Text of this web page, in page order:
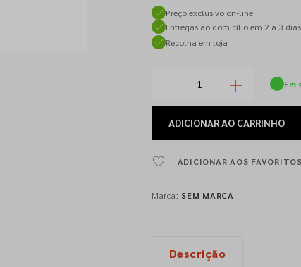
Preço exclusivo on-line
Entregas ao domicílio em 2 a 3
Recolha em loja
Em
ADICIONARAO CARRINHO
ADICIONAR AOS FAVORITOS
Marca: SEM MARCA
Descrição